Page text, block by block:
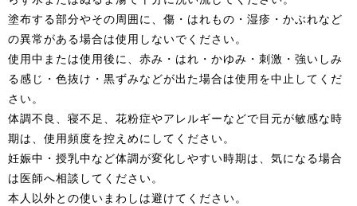
塗布する部分やその周囲に、傷・はれもの・湿疹・かぶれなど
の異常がある場合は使用しないでください。
使用中または使用後に、赤み・はれ・かゆみ・刺激・強いしみ
る感じ・色抜け・黒ずみなどが出た場合は使用を中止してくだ
さい。
体調不良、寝不足、花粉症やアレルギーなどで目元が敏感な時
期は、使用頻度を控えめにしてください。
妊娠中・授乳中など体調が変化しやすい時期は、気になる場合
は医師へ相談してください。
本人以外との使いまわしは避けてください。